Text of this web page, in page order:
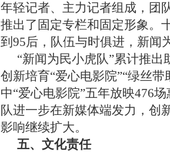
年轻记者、主力记者组成，团
推出了固定专栏和固定形象。
到95后，队伍与时俱进，新闻
“新闻为民小虎队”累计推
创新培育“爱心电影院”“绿丝
中“爱心电影院”五年放映476
队进一步在新媒体端发力，创
影响继续扩大。
五、文化责任